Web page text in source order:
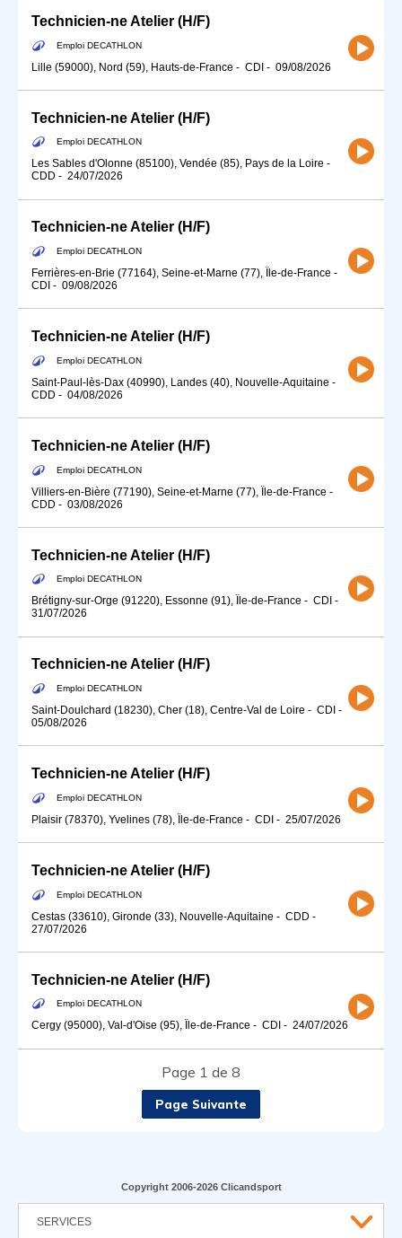
Technicien-ne Atelier (H/F)
Emploi DECATHLON
Lille (59000), Nord (59), Hauts-de-France - CDI - 09/08/2026
Technicien-ne Atelier (H/F)
Emploi DECATHLON
Les Sables d'Olonne (85100), Vendée (85), Pays de la Loire -
CDD - 24/07/2026
Technicien-ne Atelier (H/F)
Emploi DECATHLON
Ferrières-en-Brie (77164), Seine-et-Marne (77), Île-de-France -
CDI - 09/08/2026
Technicien-ne Atelier (H/F)
Emploi DECATHLON
Saint-Paul-lès-Dax (40990), Landes (40), Nouvelle-Aquitaine -
CDD - 04/08/2026
Technicien-ne Atelier (H/F)
Emploi DECATHLON
Villiers-en-Bière (77190), Seine-et-Marne (77), Île-de-France -
CDD - 03/08/2026
Technicien-ne Atelier (H/F)
Emploi DECATHLON
Brétigny-sur-Orge (91220), Essonne (91), Île-de-France - CDI -
31/07/2026
Technicien-ne Atelier (H/F)
Emploi DECATHLON
Saint-Doulchard (18230), Cher (18), Centre-Val de Loire - CDI -
05/08/2026
Technicien-ne Atelier (H/F)
Emploi DECATHLON
Plaisir (78370), Yvelines (78), Île-de-France - CDI - 25/07/2026
Technicien-ne Atelier (H/F)
Emploi DECATHLON
Cestas (33610), Gironde (33), Nouvelle-Aquitaine - CDD -
27/07/2026
Technicien-ne Atelier (H/F)
Emploi DECATHLON
Cergy (95000), Val-d'Oise (95), Île-de-France - CDI - 24/07/2026
Page 1 de 8
Page Suivante
Copyright 2006-2026 Clicandsport
SERVICES